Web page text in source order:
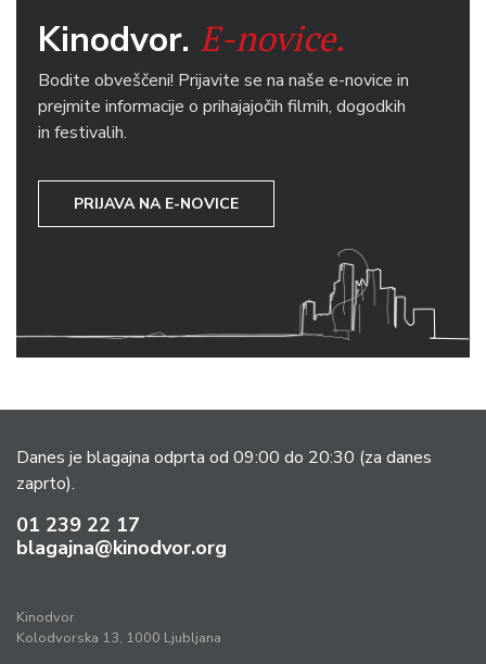
Kinodvor. E-novice.
Bodite obveščeni! Prijavite se na naše e-novice in
prejmite informacije o prihajajočih filmih, dogodkih
in festivalih.
PRIJAVA NA E-NOVICE
Danes je blagajna odprta od 09:00 do 20:30 (za danes
zaprto).
01 239 22 17
blagajna@kinodvor.org
Kinodvor
Kolodvorska 13, 1000 Ljubljana